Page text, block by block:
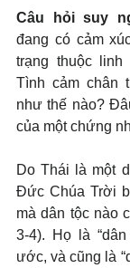
Câu hỏi suy
đang có cảm
trạng thuộc
Tình cảm chân
như thế nào?
của một chứng
Do Thái là một
Đức Chúa Trời
mà dân tộc nào
3-4). Họ là
ước, và cũng là